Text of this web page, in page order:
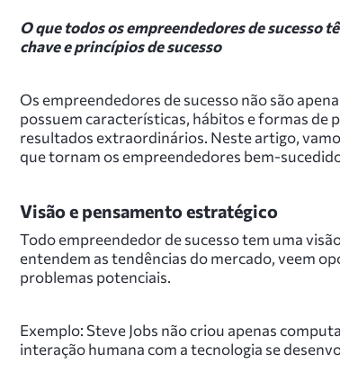
O que todos os empreendedores de sucesso
chave e princípios de sucesso
Os empreendedores de sucesso não são
possuem características, hábitos e formas de
resultados extraordinários. Neste artigo,
que tornam os empreendedores bem-
Visão e pensamento estratégico
Todo empreendedor de sucesso tem uma
entendem as tendências do mercado, veem
problemas potenciais.
Exemplo: Steve Jobs não criou apenas
interação humana com a tecnologia se